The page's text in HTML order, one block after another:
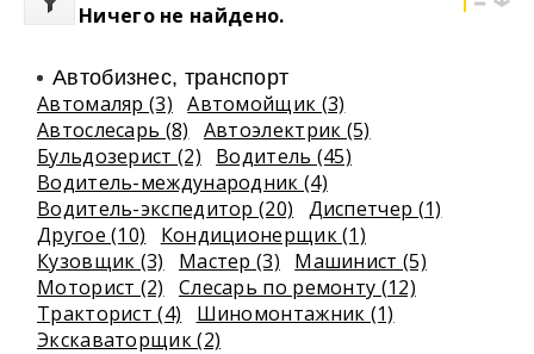
Ничего не найдено.
Автобизнес, транспорт
Автомаляр (3)
Автомойщик (3)
Автослесарь (8)
Автоэлектрик (5)
Бульдозерист (2)
Водитель (45)
Водитель-международник (4)
Водитель-экспедитор (20)
Диспетчер (1)
Другое (10)
Кондиционерщик (1)
Кузовщик (3)
Мастер (3)
Машинист (5)
Моторист (2)
Слесарь по ремонту (12)
Тракторист (4)
Шиномонтажник (1)
Экскаваторщик (2)